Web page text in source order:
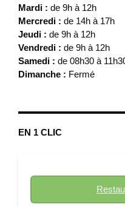
Mardi : de 9h à 12h
Mercredi : de 14h à 17h
Jeudi : de 9h à 12h
Vendredi : de 9h à 12h
Samedi : de 08h30 à
Dimanche : Fermé
EN 1 CLIC